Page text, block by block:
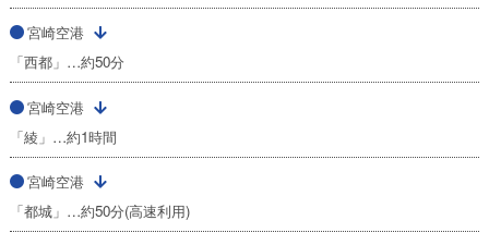
宮崎空港
「西都」…約50分
宮崎空港
「綾」…約1時間
宮崎空港
「都城」…約50分(高速利用)